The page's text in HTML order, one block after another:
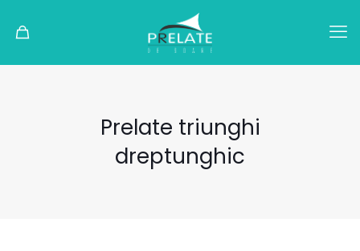
Prelate triunghi
dreptunghic